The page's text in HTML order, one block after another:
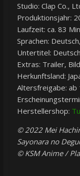
Studio: Clap Co.,
Produktionsjahr:
Laufzeit: ca. 83
Sprachen:
Untertitel: Deutsch
Extras: Trailer,
Herkunftsland:
Altersfreigabe: ab
Herstellershop:
© 2022 Mei
Sayonara no
© KSM Anime /